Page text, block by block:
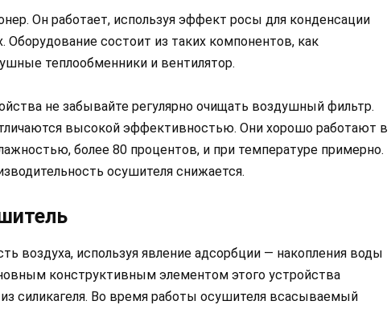
Он работает, используя эффект росы для конденсации
Оборудование состоит из таких компонентов, как
теплообменники и вентилятор.
не забывайте регулярно очищать воздушный фильтр.
высокой эффективностью. Они хорошо работают в
более 80 процентов, и при температуре примерно.
осушителя снижается.
воздуха, используя явление адсорбции — накопления воды
конструктивным элементом этого устройства
силикагеля. Во время работы осушителя всасываемый